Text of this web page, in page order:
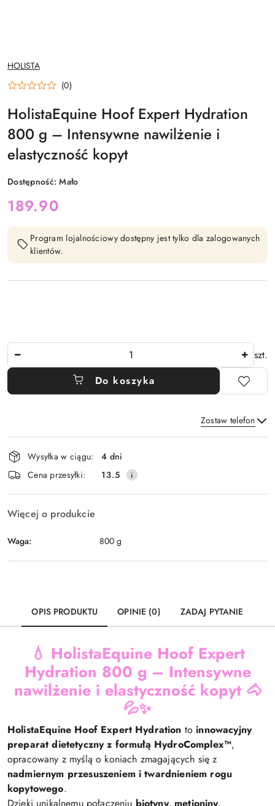
NAZWA
PRODUCENTA:
HOLISTA
(0)
HolistaEquine Hoof Expert Hydration
800 g – Intensywne nawilżenie i
elastyczność kopyt
Dostępność:Mało
cena:
189.90
Program lojalnościowy dostępny jest tylko dla zalogowanych
klientów.
szt.
Do koszyka
Zostaw telefon
Wyślij
Dostępność
i
dostawa
Wysyłka w ciągu:
4 dni
Cena przesyłki:
13.5
Więcej o produkcie
Waga: 800 g
OPIS PRODUKTU OPINIE (0) ZADAJ PYTANIE
💧 HolistaEquine Hoof Expert
Hydration 800 g – Intensywne
nawilżenie i elastyczność kopyt 🐴
💦✨
HolistaEquine Hoof Expert Hydration toinnowacyjny
preparat dietetyczny z formułą HydroComplex™,
opracowany z myślą o koniach zmagających się z
nadmiernym przesuszeniem i twardnieniem rogu
kopytowego.